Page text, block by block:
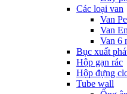
Các loại van
Van
Van
Van 6
Bục xuất
Hộp gạn rác
Hộp đựng
Tube wall